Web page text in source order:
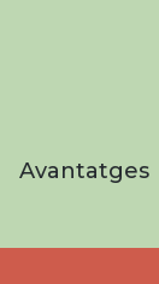
Avantatges